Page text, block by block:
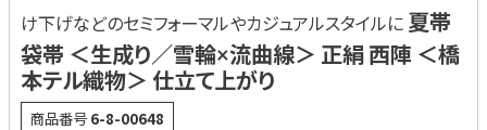
け下げなどのセミフォーマルやカジュアルスタイルに 夏帯
袋帯 ＜生成り／雪輪×流曲線＞ 正絹 西陣 ＜橋
本テル織物＞ 仕立て上がり
商品番号 6-8-00648